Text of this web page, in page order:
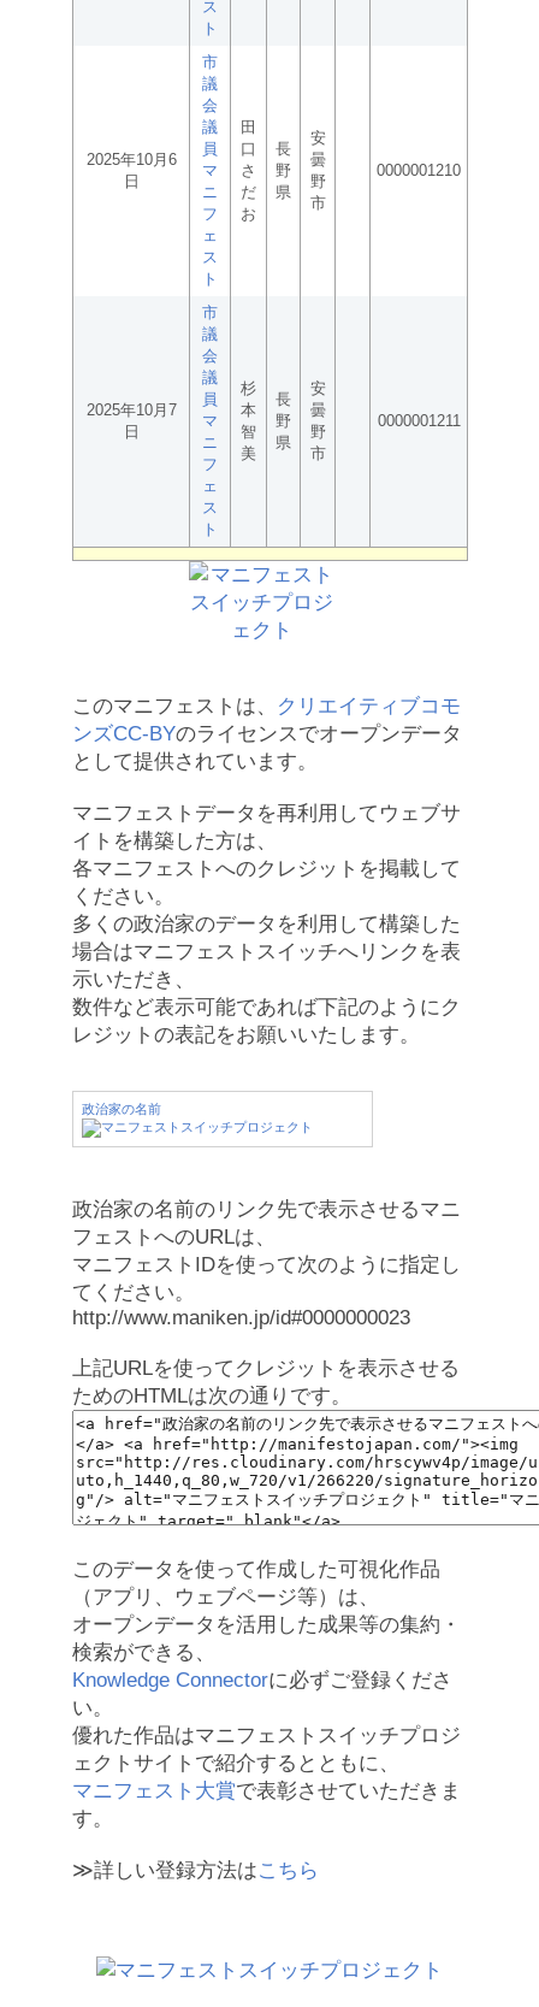
ス
ト
2025年10月6
日
市
議
会
議
員
マ
ニ
フ
ェ
ス
ト
田
口
さ
だ
お
長
野
県
安
曇
野
市
0000001210
2025年10月7
日
市
議
会
議
員
マ
ニ
フ
ェ
ス
ト
杉
本
智
美
長
野
県
安
曇
野
市
0000001211
このマニフェストは、
クリエイティブコモ
ンズCC-BYのライセンスでオープンデータ
として提供されています。
マニフェストデータを再利用してウェブサ
イトを構築した方は、
各マニフェストへのクレジットを掲載して
ください。
多くの政治家のデータを利用して構築した
場合はマニフェストスイッチへリンクを表
示いただき、
数件など表示可能であれば下記のようにク
レジットの表記をお願いいたします。
政治家の名前
政治家の名前のリンク先で表示させるマニ
フェストへのURLは、
マニフェストIDを使って次のように指定し
てください。
http://www.maniken.jp/id#0000000023
上記URLを使ってクレジットを表示させる
ためのHTMLは次の通りです。
このデータを使って作成した可視化作品
（アプリ、ウェブページ等）は、
オープンデータを活用した成果等の集約・
検索ができる、
Knowledge Connectorに必ずご登録くださ
い。
優れた作品はマニフェストスイッチプロジ
ェクトサイトで紹介するとともに、
マニフェスト大賞で表彰させていただきま
す。
≫詳しい登録方法はこちら